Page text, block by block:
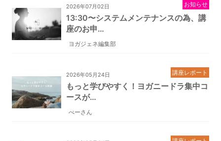
2026年07月02日
13:30〜システムメンテナンスの為、講
座のお申…
ヨガジェネ編集部
お知らせ
2026年05月24日
もっと学びやすく！ヨガニードラ集中コ
ースが…
べーさん
講座レポート